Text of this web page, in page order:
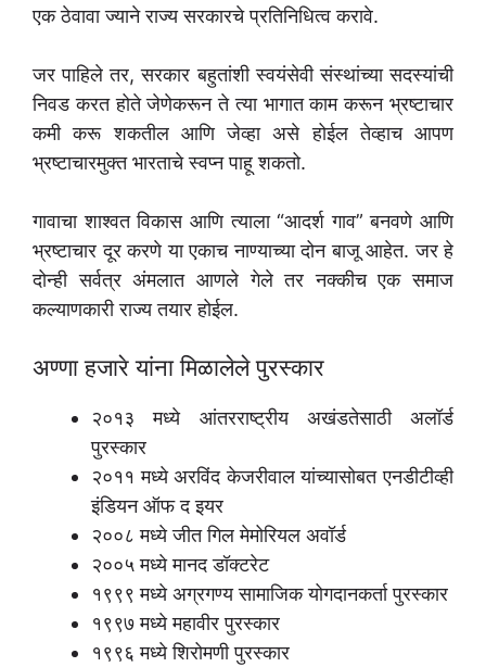
एक ठेवावा ज्याने राज्य सरकारचे प्रतिनिधित्व करावे.
जर पाहिले तर, सरकार बहुतांशी स्वयंसेवी संस्थांच्या सदस्यांची
निवड करत होते जेणेकरून ते त्या भागात काम करून भ्रष्टाचार
कमी करू शकतील आणि जेव्हा असे होईल तेव्हाच आपण
भ्रष्टाचारमुक्त भारताचे स्वप्न पाहू शकतो.
गावाचा शाश्वत विकास आणि त्याला “आदर्श गाव” बनवणे आणि
भ्रष्टाचार दूर करणे या एकाच नाण्याच्या दोन बाजू आहेत. जर हे
दोन्ही सर्वत्र अंमलात आणले गेले तर नक्कीच एक समाज
कल्याणकारी राज्य तयार होईल.
अण्णा हजारे यांना मिळालेले पुरस्कार
२०१३ मध्ये आंतरराष्ट्रीय अखंडतेसाठी अलॉर्ड
पुरस्कार
२०११ मध्ये अरविंद केजरीवाल यांच्यासोबत एनडीटीव्ही
इंडियन ऑफ द इयर
२००८ मध्ये जीत गिल मेमोरियल अवॉर्ड
२००५ मध्ये मानद डॉक्टरेट
१९९९ मध्ये अग्रगण्य सामाजिक योगदानकर्ता पुरस्कार
१९९७ मध्ये महावीर पुरस्कार
१९९६ मध्ये शिरोमणी पुरस्कार